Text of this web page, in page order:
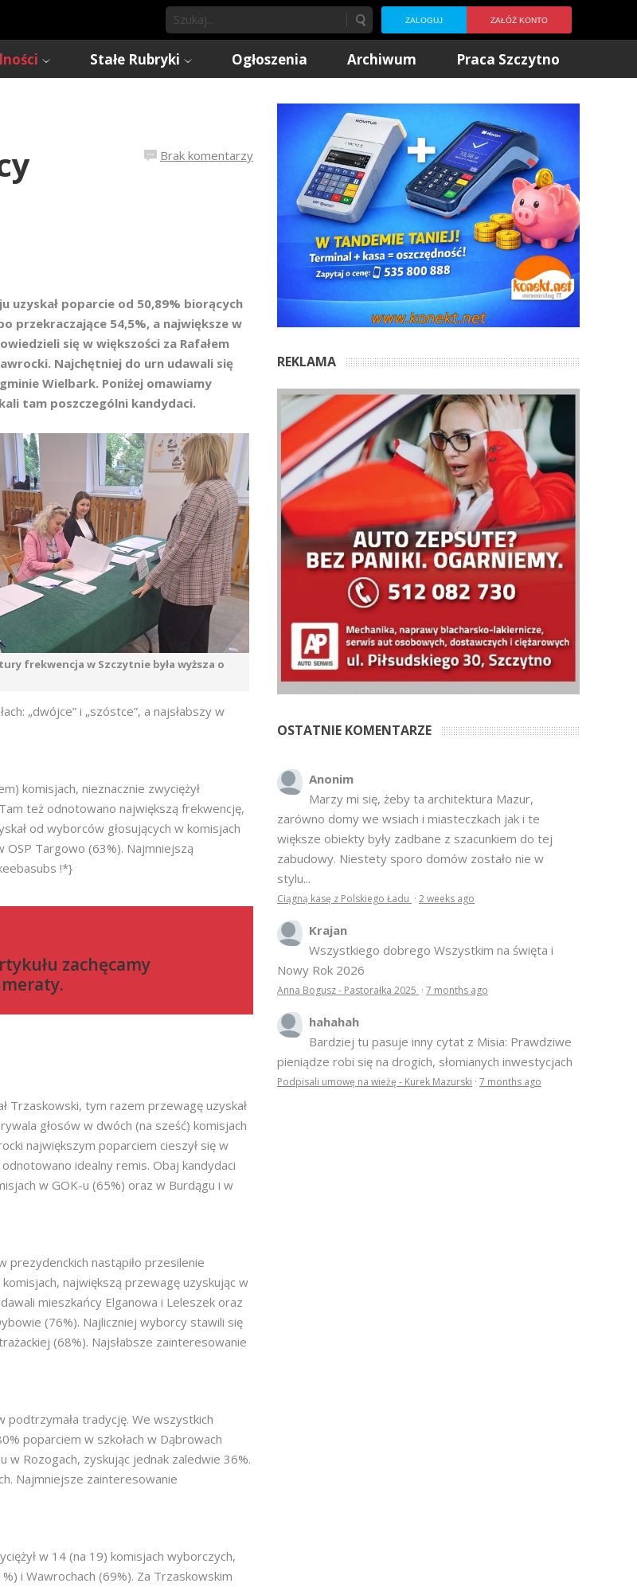
ZALOGUJ ZAŁÓŻ KONTO
Stałe Rubryki Ogłoszenia Archiwum Praca Szczytno
Brak komentarzy
uzyskał poparcie od 50,89% biorących
przekraczające 54,5%, a największe w
się w większości za Rafałem
Najchętniej do urn udawali się
Wielbark. Poniżej omawiamy
tam poszczególni kandydaci.
frekwencja w Szczytnie była wyższa o
„dwójce” i „szóstce”, a najsłabszy w
komisjach, nieznacznie zwyciężył
też odnotowano największą frekwencję,
od wyborców głosujących w komisjach
OSP Targowo (63%). Najmniejszą
!*}
zachęcamy
.
tym razem przewagę uzyskał
głosów w dwóch (na sześć) komisjach
największym poparciem cieszył się w
idealny remis. Obaj kandydaci
w GOK-u (65%) oraz w Burdągu i w
nastąpiło przesilenie
największą przewagę uzyskując w
mieszkańcy Elganowa i Leleszek oraz
(76%). Najliczniej wyborcy stawili się
(68%). Najsłabsze zainteresowanie
podtrzymała tradycję. We wszystkich
poparciem w szkołach w Dąbrowach
w Rozogach, zyskując jednak zaledwie 36%.
Najmniejsze zainteresowanie
w 14 (na 19) komisjach wyborczych,
i Wawrochach (69%). Za Trzaskowskim
REKLAMA
OSTATNIE KOMENTARZE
Anonim
Marzy mi się, żeby ta architektura Mazur,
zarówno domy we wsiach i miasteczkach jak i te
większe obiekty były zadbane z szacunkiem do tej
zabudowy. Niestety sporo domów zostało nie w
stylu...
Ciągną kasę z Polskiego Ładu · 2 weeks ago
Krajan
Wszystkiego dobrego Wszystkim na święta i
Nowy Rok 2026
Anna Bogusz - Pastorałka 2025 · 7 months ago
hahahah
Bardziej tu pasuje inny cytat z Misia: Prawdziwe
pieniądze robi się na drogich, słomianych inwestycjach
Podpisali umowę na wieżę - Kurek Mazurski · 7 months ago